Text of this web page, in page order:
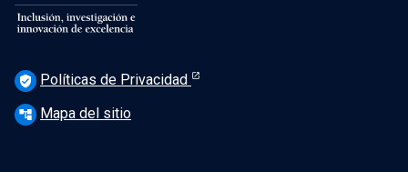
verified_user Políticas de Privacidad
account_tree Mapa del sitio